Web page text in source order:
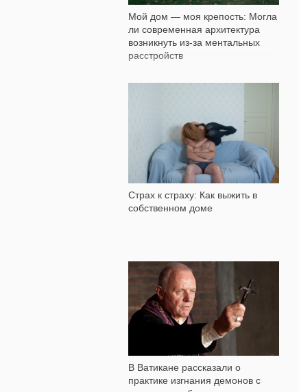
Мой дом — моя крепость: Могла
ли современная архитектура
возникнуть из-за ментальных
расстройств
Страх к страху: Как выжить в
собственном доме
В Ватикане рассказали о
практике изгнания демонов с
805